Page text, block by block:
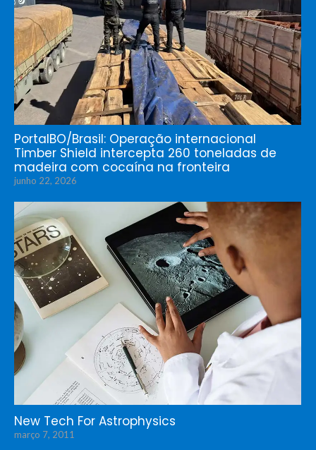
PortalBO/Brasil: Operação internacional
Timber Shield intercepta 260 toneladas de
madeira com cocaína na fronteira
junho 22, 2026
New Tech For Astrophysics
março 7, 2011